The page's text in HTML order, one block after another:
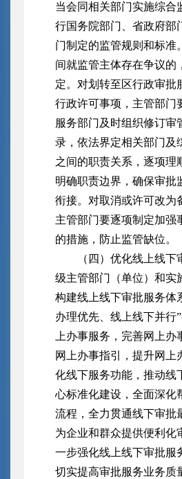
当会同相关部门实施综合
行国务院部门、省政府部
门制定的监管规则和标准
间就监管主体存在争议的
定。对划转至区行政审批
行政许可事项，主管部门
服务部门及时组织修订审
录，依法界定相关部门及
之间的职责关系，逐项理
明确职责边界，确保审批
衔接。对取消或许可改为
主管部门要逐项制定加强
的措施，防止监管缺位。
（四）优化线上线下
级主管部门（单位）和实
构建线上线下审批服务体
办理优先、线上线下并行
上办事服务，完善网上办
网上办事指引，提升网上
化线下服务功能，推动线
心标准化建设，全面深化
流程，全力贯通线下审批
为企业和群众提供便利化
一步强化线上线下审批服
切实提高审批服务业务质